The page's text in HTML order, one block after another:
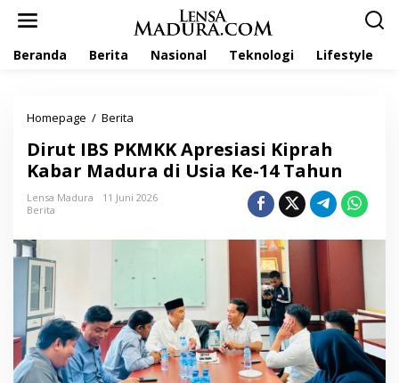
Beranda Berita Nasional Teknologi Lifestyle
Homepage / Berita
r
u
t
M
K
A
p
r
e
Dirut IBS PKMKK Apresiasi Kiprah
Kabar Madura di Usia Ke-14 Tahun
Lensa Madura
11 Juni 2026
Berita